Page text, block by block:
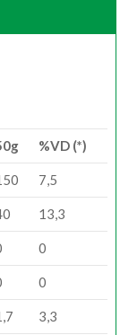
%VD (*)
7,5
13,3
0
0
3,3